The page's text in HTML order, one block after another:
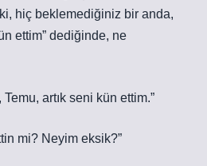
hiç beklemediğiniz bir anda,
ettim” dediğinde, ne
artık seni kün ettim.”
mi? Neyim eksik?”